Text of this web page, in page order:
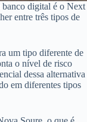
banco digital é o Next
entre três tipos de
um tipo diferente de
o nível de risco
dessa alternativa
em diferentes tipos